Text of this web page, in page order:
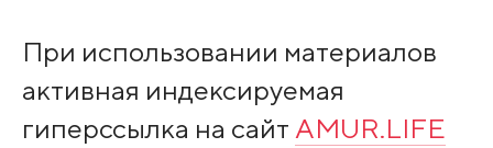
При использовании материалов
активная индексируемая
гиперссылка на сайт AMUR.LIFE